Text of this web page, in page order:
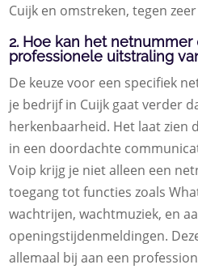
Cuijk en omstreken, tegen
2. Hoe kan het
professionele uitstraling
De keuze voor een specifiek
je bedrijf in Cuijk gaat verder
herkenbaarheid. Het laat zien
in een doordachte
Voip krijg je niet alleen een
toegang tot functies zoals
wachtrijen, wachtmuziek, en
openingstijdenmeldingen.
allemaal bij aan een